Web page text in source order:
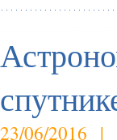
23/06/2016 |